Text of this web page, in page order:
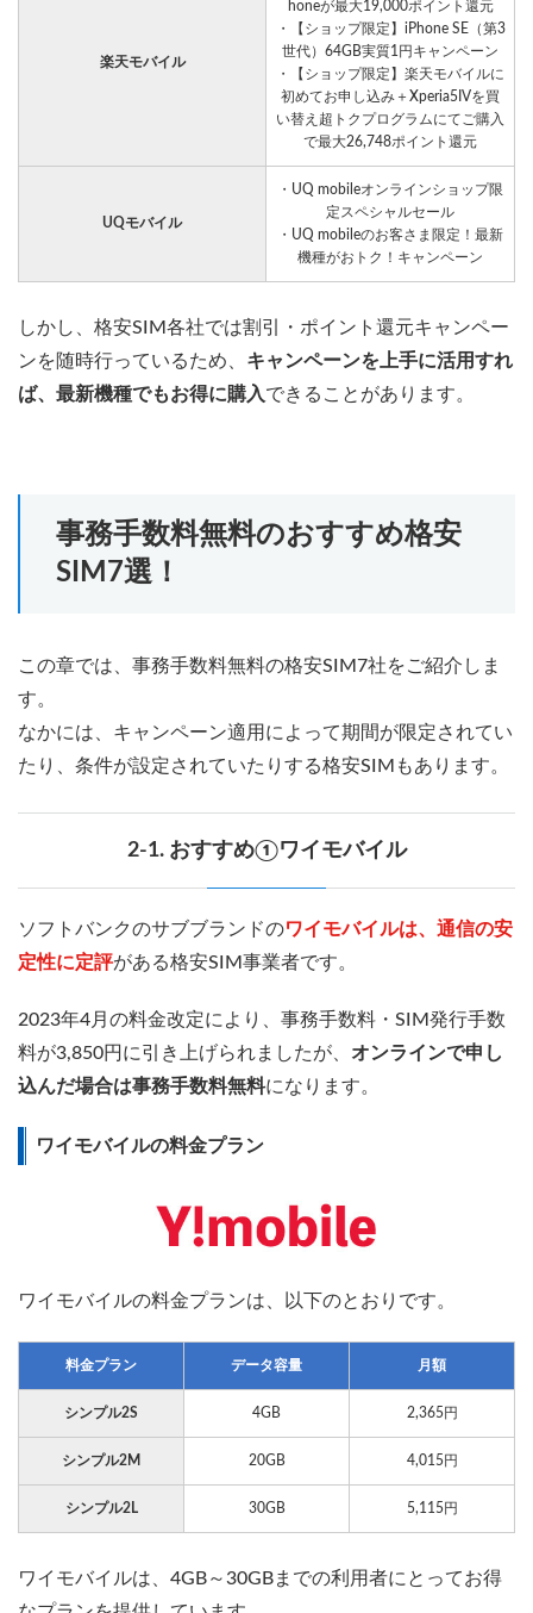
楽天モバイル
honeが最大19,000ポイント還元
・【ショップ限定】iPhone SE（第3
世代）64GB実質1円キャンペーン
・【ショップ限定】楽天モバイルに
初めてお申し込み＋Xperia5IVを買
い替え超トクプログラムにてご購入
で最大26,748ポイント還元
UQモバイル
・UQ mobileオンラインショップ限
定スペシャルセール
・UQ mobileのお客さま限定！最新
機種がおトク！キャンペーン
しかし、格安SIM各社では割引・ポイント還元キャンペー
ンを随時行っているため、 キャンペーンを上手に活用すれ
ば、最新機種でもお得に購入できることがあります。
事務手数料無料のおすすめ格安
SIM7選！
この章では、事務手数料無料の格安SIM7社をご紹介しま
す。
なかには、キャンペーン適用によって期間が限定されてい
たり、条件が設定されていたりする格安SIMもあります。
2-1. おすすめ①ワイモバイル
ソフトバンクのサブブランドのワイモバイルは、通信の安
定性に定評がある格安SIM事業者です。
2023年4月の料金改定により、事務手数料・SIM発行手数
料が3,850円に引き上げられましたが、 オンラインで申し
込んだ場合は事務手数料無料になります。
ワイモバイルの料金プラン
ワイモバイルの料金プランは、以下のとおりです。
料金プラン データ容量 月額
シンプル2S 4GB 2,365円
シンプル2M 20GB 4,015円
シンプル2L 30GB 5,115円
ワイモバイルは、4GB～30GBまでの利用者にとってお得